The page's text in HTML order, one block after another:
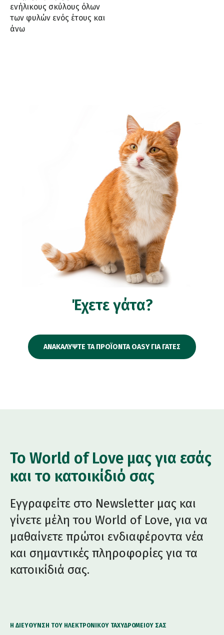
ενήλικους σκύλους όλων
των φυλών ενός έτους και
άνω
Έχετε γάτα?
ΑΝΑΚΑΛΥΨΤΕ ΤΑ ΠΡΟΪΟΝΤΑ OASY ΓΙΑ ΓΑΤΕΣ
Το World of Love μας για εσάς
και το κατοικίδιό σας
Εγγραφείτε στο Newsletter μας και
γίνετε μέλη του World of Love, για να
μαθαίνετε πρώτοι ενδιαφέροντα νέα
και σημαντικές πληροφορίες για τα
κατοικίδιά σας.
Η ΔΙΕΎΘΥΝΣΗ ΤΟΥ ΗΛΕΚΤΡΟΝΙΚΟΎ ΤΑΧΥΔΡΟΜΕΊΟΥ ΣΑΣ